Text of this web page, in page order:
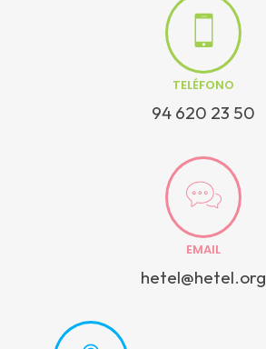
TELÉFONO
94 620 23 50
EMAIL
hetel@hetel.org